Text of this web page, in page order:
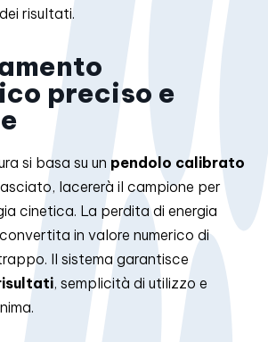
risultati.
preciso e
si basa su un pendolo calibrato
lacererà il campione per
cinetica. La perdita di energia
in valore numerico di
Il sistema garantisce
, semplicità di utilizzo e